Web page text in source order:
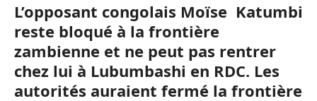
L’opposant congolais Moïse Katumbi
reste bloqué à la frontière
zambienne et ne peut pas rentrer
chez lui à Lubumbashi en RDC. Les
autorités auraient fermé la frontière